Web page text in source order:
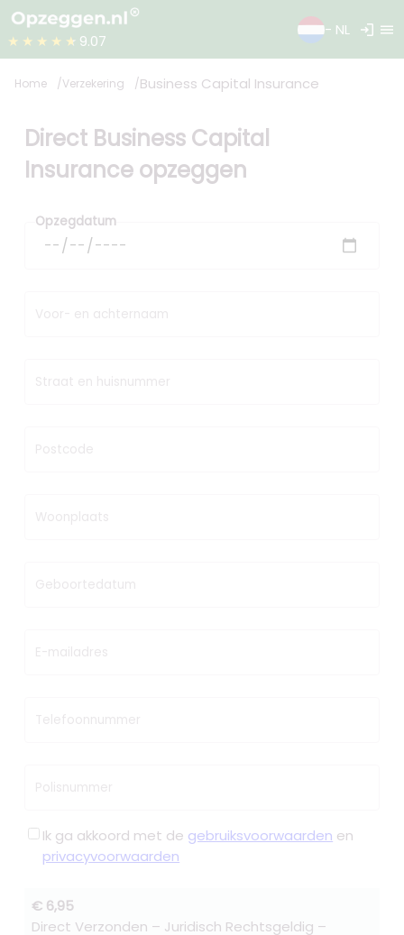
★★★★★ 9.07
- NL login menu
Home Verzekering Business Capital Insurance
Direct Business Capital
Insurance opzeggen
Opzegdatum
Voor- en achternaam
Straat en huisnummer
Postcode
Woonplaats
Geboortedatum
E-mailadres
Telefoonnummer
Polisnummer
Ik ga akkoord met de gebruiksvoorwaarden en
privacyvoorwaarden
€ 6,95
Direct Verzonden – Juridisch Rechtsgeldig –